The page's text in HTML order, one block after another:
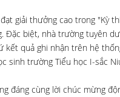
giải thưởng cao trong "Kỳ
Đặc biệt, nhà trường tuyên
kết quả ghi nhận trên hệ
sinh trường Tiểu học I-sắc
đáng cùng lời chúc mừng